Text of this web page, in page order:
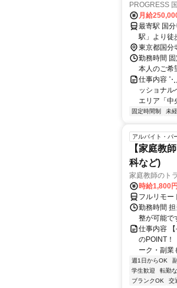
PROGRESS
月給
最寄駅 国分寺駅 交通アクセス JR中央線、西武鉄道国分寺
東京都国分
勤務時間
本人のご希
仕事内
ッショナル
エリア「中
固定時間制 未
アルバイト・パ
【家庭教
科など)
家庭教師のト
時給1,800
フルリモー
勤務時間
整が可能で
仕事内容
のPOINT
ーク・副業
週1日からOK
学生歓迎
転勤な
ブランクOK
交